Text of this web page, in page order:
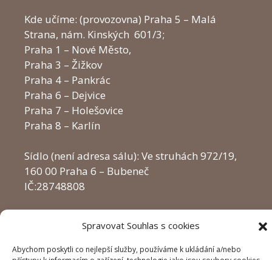
Spravovat Souhlas s cookies
Abychom poskytli co nejlepší služby, používáme k ukládání a/nebo
Kde učíme: (provozovna) Praha 5 – Malá
Strana, nám. Kinských 601/3;
Praha 1 – Nové Město,
Praha 3 – Žižkov
Praha 4 – Pankrác
Praha 6 – Dejvice
Praha 7 – Holešovice
Praha 8 – Karlín
Sídlo (není adresa sálu): Ve struhách 972/19,
160 00 Praha 6 – Bubeneč
IČ:28748808
Dance.